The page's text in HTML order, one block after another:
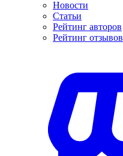
Новости
Статьи
Рейтинг авторов
Рейтинг отзывов